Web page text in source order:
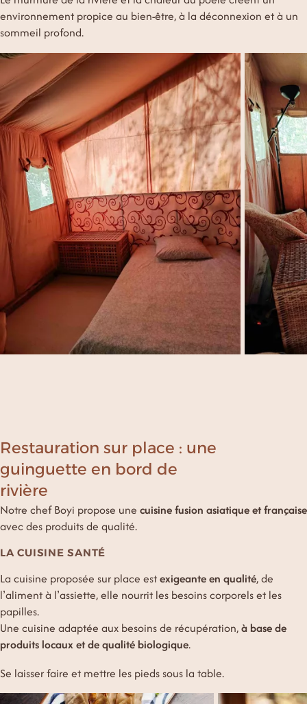
environnement propice au bien-être, à la déconnexion et à un
sommeil profond.
Restauration sur place : une
guinguette en bord de
rivière
Notre chef Boyi propose une cuisine fusion asiatique et française
avec des produits de qualité.
LA CUISINE SANTÉ
La cuisine proposée sur place estexigeante en qualité, de
l’aliment à l’assiette, elle nourrit les besoins corporels et les
papilles.
Une cuisine adaptée aux besoins de récupération,à base de
produits locaux et de qualité biologique.
Se laisser faire et mettre les pieds sous la table.